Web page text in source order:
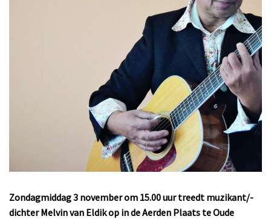
Zondagmiddag 3 november om 15.00 uur treedt muzikant/-
dichter Melvin van Eldik op in de Aerden Plaats te Oude